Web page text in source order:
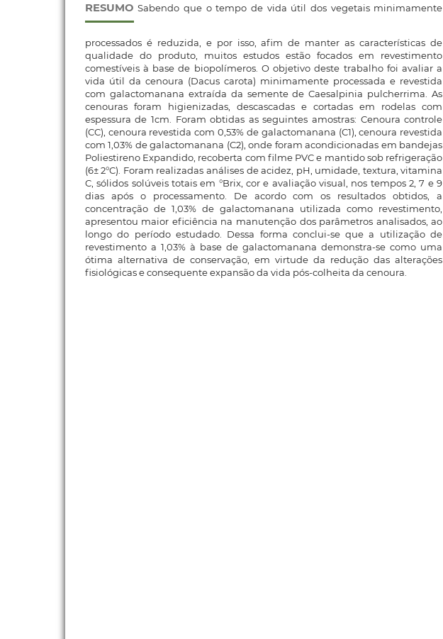
RESUMO Sabendo que o tempo de vida útil dos vegetais minimamente
processados é reduzida, e por isso, afim de manter as características de
qualidade do produto, muitos estudos estão focados em revestimento
comestíveis à base de biopolímeros. O objetivo deste trabalho foi avaliar a
vida útil da cenoura (Dacus carota) minimamente processada e revestida
com galactomanana extraída da semente de Caesalpinia pulcherrima. As
cenouras foram higienizadas, descascadas e cortadas em rodelas com
espessura de 1cm. Foram obtidas as seguintes amostras: Cenoura controle
(CC), cenoura revestida com 0,53% de galactomanana (C1), cenoura revestida
com 1,03% de galactomanana (C2), onde foram acondicionadas em bandejas
Poliestireno Expandido, recoberta com filme PVC e mantido sob refrigeração
(6± 2°C). Foram realizadas análises de acidez, pH, umidade, textura, vitamina
C, sólidos solúveis totais em °Brix, cor e avaliação visual, nos tempos 2, 7 e 9
dias após o processamento. De acordo com os resultados obtidos, a
concentração de 1,03% de galactomanana utilizada como revestimento,
apresentou maior eficiência na manutenção dos parâmetros analisados, ao
longo do período estudado. Dessa forma conclui-se que a utilização de
revestimento a 1,03% à base de galactomanana demonstra-se como uma
ótima alternativa de conservação, em virtude da redução das alterações
fisiológicas e consequente expansão da vida pós-colheita da cenoura.